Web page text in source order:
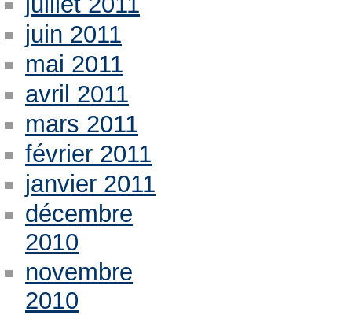
juin 2011
mai 2011
avril 2011
mars 2011
février 2011
janvier 2011
décembre
2010
novembre
2010